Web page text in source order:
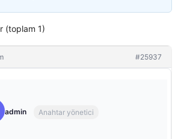
(toplam 1)
#25937
admin Anahtar yönetici